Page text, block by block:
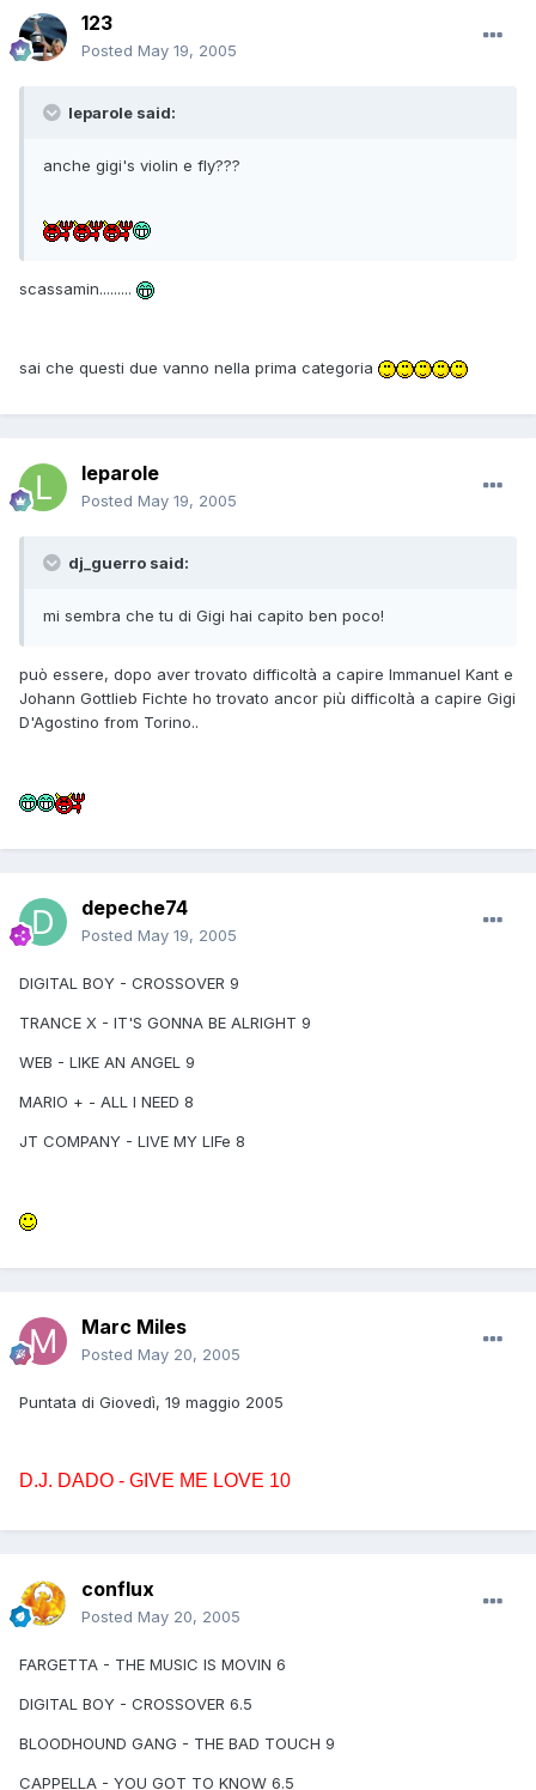
123
Posted May 19, 2005
leparole said:
anche gigi's violin e fly???
scassamin.........
sai che questi due vanno nella prima categoria
leparole
Posted May 19, 2005
dj_guerro said:
mi sembra che tu di Gigi hai capito ben poco!
può essere, dopo aver trovato difficoltà a capire Immanuel Kant e
Johann Gottlieb Fichte ho trovato ancor più difficoltà a capire Gigi
D'Agostino from Torino..
depeche74
Posted May 19, 2005
DIGITAL BOY - CROSSOVER 9
TRANCE X - IT'S GONNA BE ALRIGHT 9
WEB - LIKE AN ANGEL 9
MARIO + - ALL I NEED 8
JT COMPANY - LIVE MY LIFe 8
Marc Miles
Posted May 20, 2005
Puntata di Giovedì, 19 maggio 2005
D.J. DADO - GIVE ME LOVE 10
conflux
Posted May 20, 2005
FARGETTA - THE MUSIC IS MOVIN 6
DIGITAL BOY - CROSSOVER 6.5
BLOODHOUND GANG - THE BAD TOUCH 9
CAPPELLA - YOU GOT TO KNOW 6.5